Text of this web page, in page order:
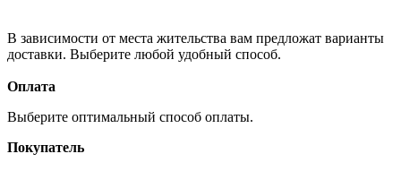
В зависимости от места жительства вам предложат варианты
доставки. Выберите любой удобный способ.
Оплата
Выберите оптимальный способ оплаты.
Покупатель